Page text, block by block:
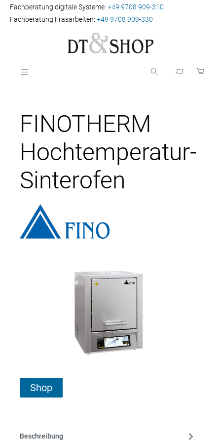
Fachberatung digitale Systeme: +49 9708 909-310
Fachberatung Fräsarbeiten: +49 9708 909-330
FINOTHERM
Hochtemperatur-
Sinterofen
Shop
Beschreibung